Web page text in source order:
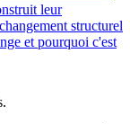
leur
structurel
et pourquoi c'est